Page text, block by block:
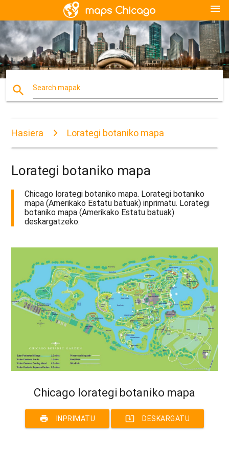
menu
search Search mapak
Hasiera Lorategi botaniko mapa
Lorategi botaniko mapa
Chicago lorategi botaniko mapa. Lorategi botaniko
mapa (Amerikako Estatu batuak) inprimatu. Lorategi
botaniko mapa (Amerikako Estatu batuak)
deskargatzeko.
Chicago lorategi botaniko mapa
print INPRIMATU system_update_alt DESKARGATU